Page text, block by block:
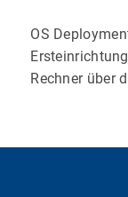
OS
Rechner über